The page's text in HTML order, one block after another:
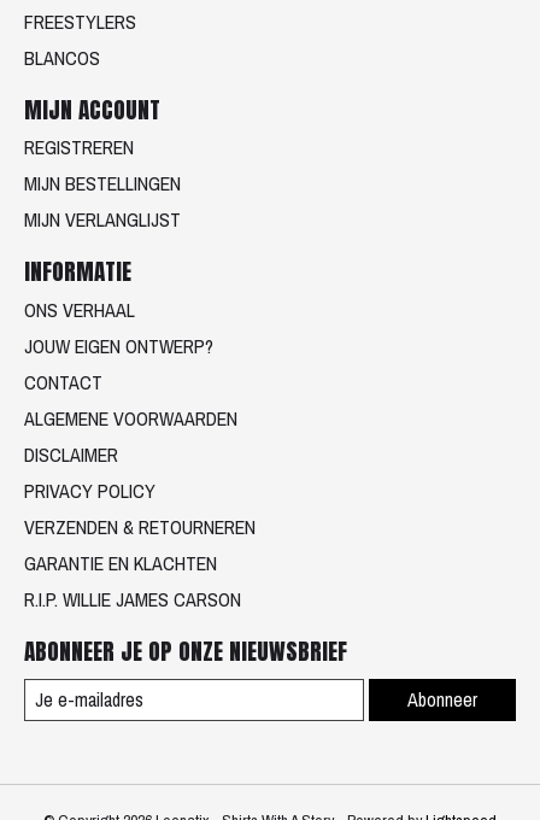
FREESTYLERS
BLANCOS
MIJN ACCOUNT
REGISTREREN
MIJN BESTELLINGEN
MIJN VERLANGLIJST
INFORMATIE
ONS VERHAAL
JOUW EIGEN ONTWERP?
CONTACT
ALGEMENE VOORWAARDEN
DISCLAIMER
PRIVACY POLICY
VERZENDEN & RETOURNEREN
GARANTIE EN KLACHTEN
R.I.P. WILLIE JAMES CARSON
ABONNEER JE OP ONZE NIEUWSBRIEF
Abonneer